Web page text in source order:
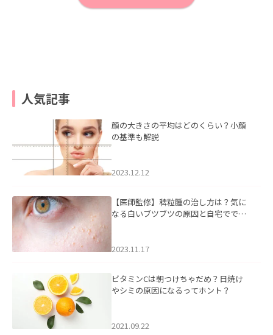
人気記事
顔の大きさの平均はどのくらい？小顔
の基準も解説
2023.12.12
【医師監修】稗粒腫の治し方は？気に
なる白いブツブツの原因と自宅ででき
2023.11.17
ビタミンCは朝つけちゃだめ？日焼け
やシミの原因になるってホント？
2021.09.22